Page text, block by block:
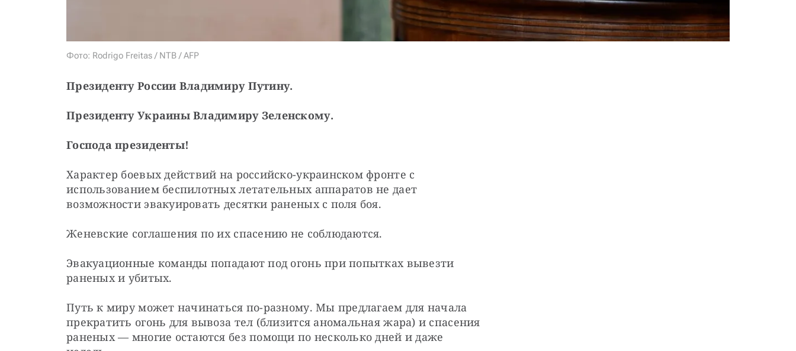
Фото: Rodrigo Freitas / NTB / AFP
Президенту России Владимиру Путину.
Президенту Украины Владимиру Зеленскому.
Господа президенты!
Характер боевых действий на российско-украинском фронте с
использованием беспилотных летательных аппаратов не дает
возможности эвакуировать десятки раненых с поля боя.
Женевские соглашения по их спасению не соблюдаются.
Эвакуационные команды попадают под огонь при попытках вывезти
раненых и убитых.
Путь к миру может начинаться по-разному. Мы предлагаем для начала
прекратить огонь для вывоза тел (близится аномальная жара) и спасения
раненых — многие остаются без помощи по несколько дней и даже